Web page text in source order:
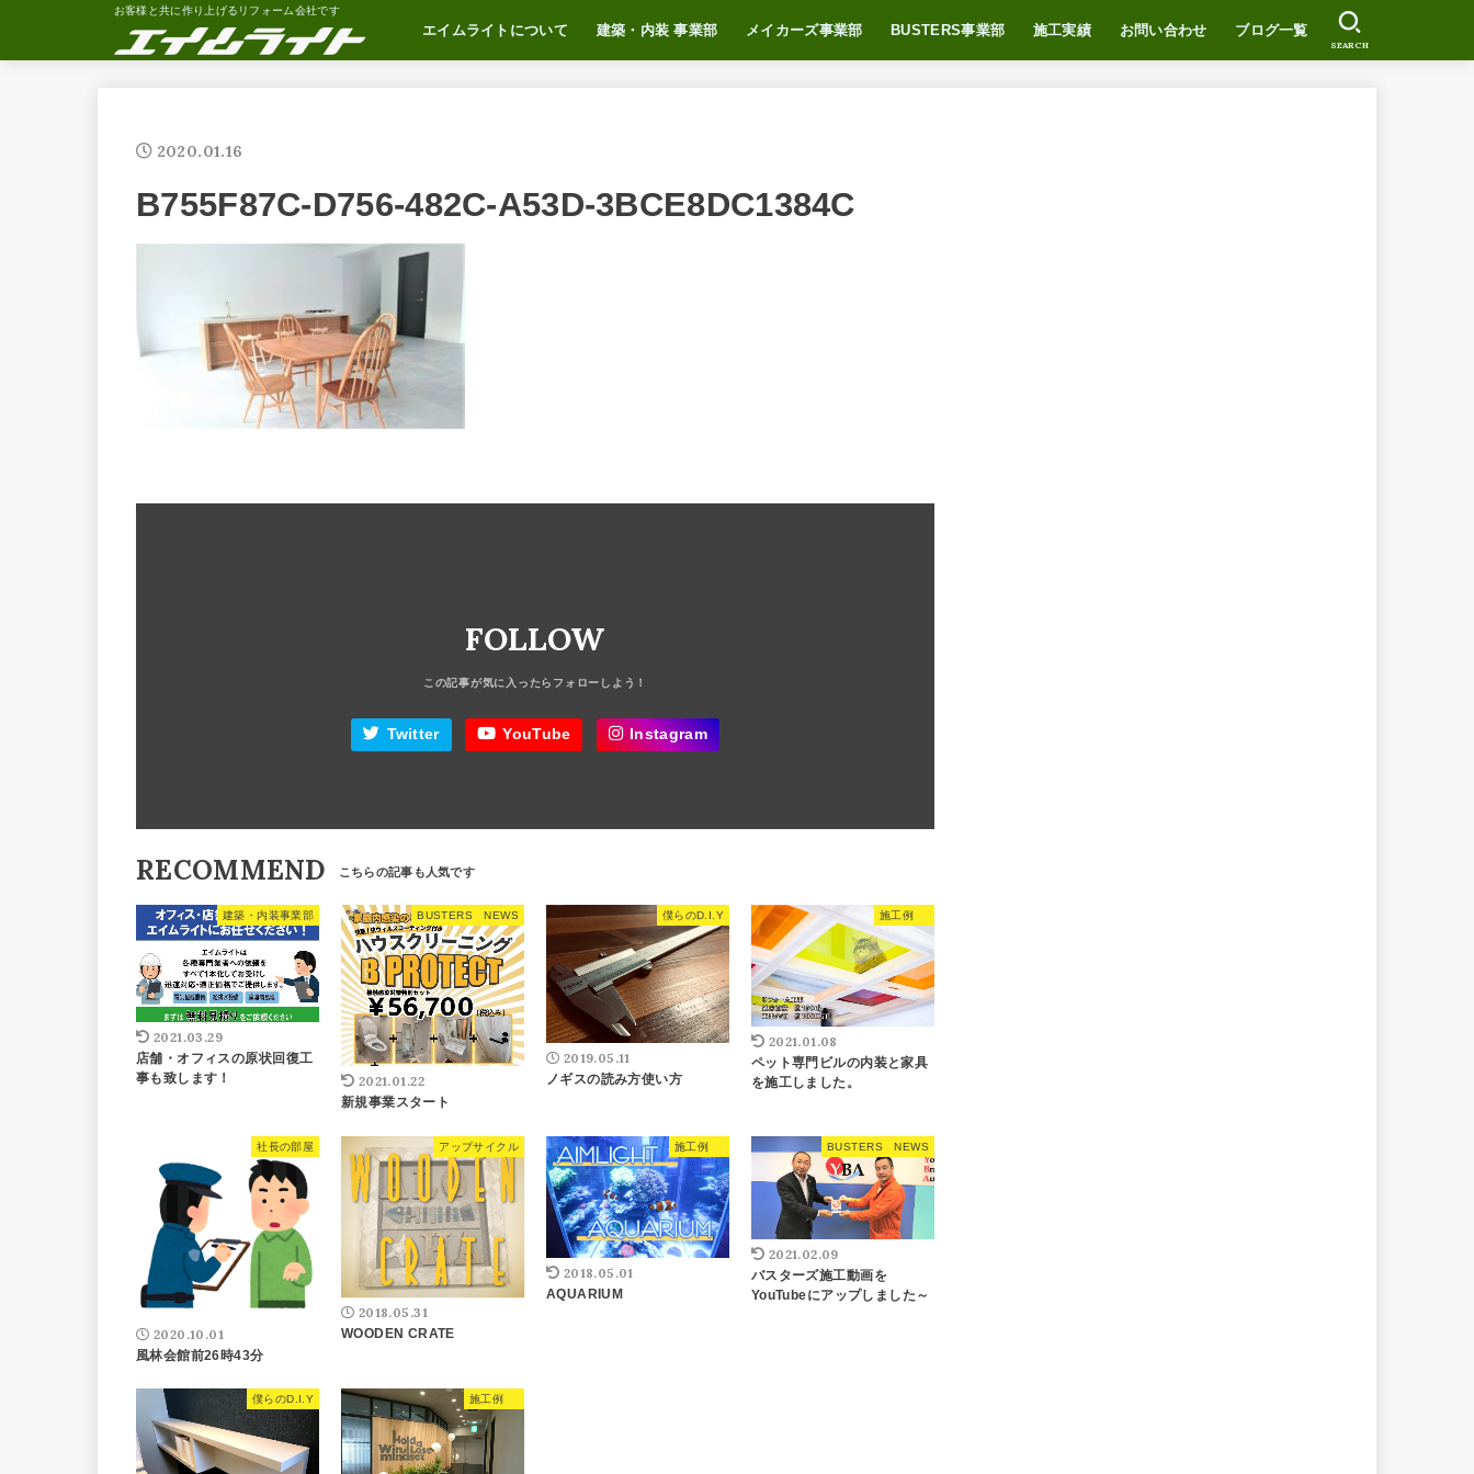
お客様と共に作り上げるリフォーム会社です
エイムライトについて 建築・内装 事業部 メイカーズ事業部 BUSTERS事業部 施工実績 お問い合わせ ブログ一覧
SEARCH
2020.01.16
B755F87C-D756-482C-A53D-3BCE8DC1384C
FOLLOW
Twitter YouTube Instagram
RECOMMEND
建築・内装事業部
2021.03.29
店舗・オフィスの原状回復工
事も致します！
BUSTERS NEWS
2021.01.22
新規事業スタート
僕らのD.I.Y
2019.05.11
ノギスの読み方使い方
施工例
2021.01.08
ペット専門ビルの内装と家具
を施工しました。
社長の部屋
2020.10.01
風林会館前26時43分
アップサイクル
2018.05.31
WOODEN CRATE
施工例
2018.05.01
AQUARIUM
BUSTERS NEWS
2021.02.09
バスターズ施工動画を
YouTubeにアップしました～
僕らのD.I.Y 施工例